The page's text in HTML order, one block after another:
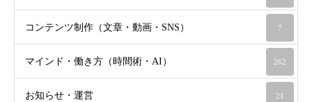
コンテンツ制作（文章・動画・SNS） 7
マインド・働き方（時間術・AI） 262
お知らせ・運営 21